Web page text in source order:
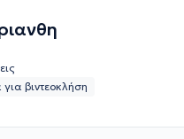
βιντεοκλήση